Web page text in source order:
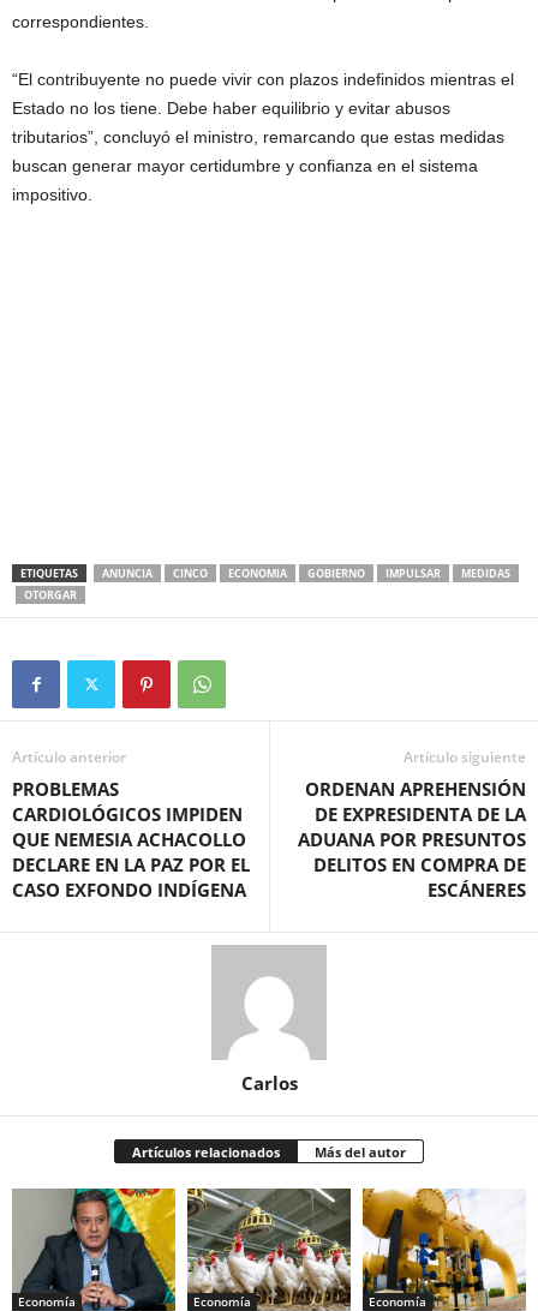
correspondientes.
“El contribuyente no puede vivir con plazos indefinidos mientras el
Estado no los tiene. Debe haber equilibrio y evitar abusos
tributarios”, concluyó el ministro, remarcando que estas medidas
buscan generar mayor certidumbre y confianza en el sistema
impositivo.
ETIQUETAS ANUNCIA CINCO ECONOMIA GOBIERNO IMPULSAR
MEDIDAS
OTORGAR
Artículo anterior
PROBLEMAS
CARDIOLÓGICOS IMPIDEN
QUE NEMESIA ACHACOLLO
DECLARE EN LA PAZ POR EL
CASO EXFONDO INDÍGENA
Artículo siguiente
ORDENAN APREHENSIÓN
DE EXPRESIDENTA DE LA
ADUANA POR PRESUNTOS
DELITOS EN COMPRA DE
ESCÁNERES
Carlos
Artículos relacionados Más del autor
Economía Economía Economía